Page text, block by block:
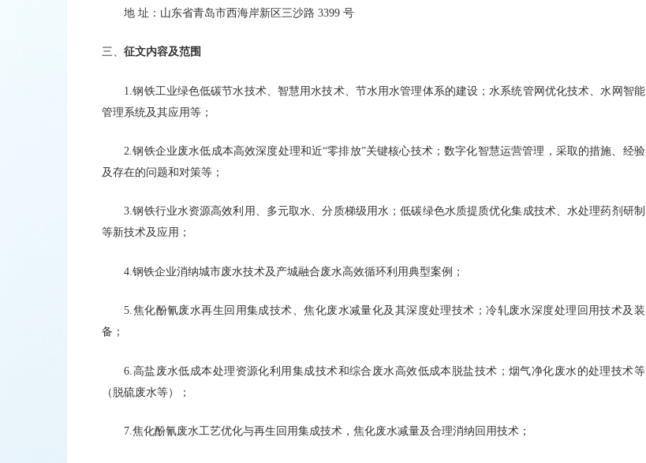
地 址：山东省青岛市西海岸新区三沙路 3399 号
三、征文内容及范围
1.钢铁工业绿色低碳节水技术、智慧用水技术、节水用水管理体系的建设；水系统管网优化技术、水网智能
管理系统及其应用等；
2.钢铁企业废水低成本高效深度处理和近“零排放”关键核心技术；数字化智慧运营管理，采取的措施、经验
及存在的问题和对策等；
3.钢铁行业水资源高效利用、多元取水、分质梯级用水；低碳绿色水质提质优化集成技术、水处理药剂研制
等新技术及应用；
4.钢铁企业消纳城市废水技术及产城融合废水高效循环利用典型案例；
5.焦化酚氰废水再生回用集成技术、焦化废水减量化及其深度处理技术；冷轧废水深度处理回用技术及装
备；
6.高盐废水低成本处理资源化利用集成技术和综合废水高效低成本脱盐技术；烟气净化废水的处理技术等
（脱硫废水等）；
7.焦化酚氰废水工艺优化与再生回用集成技术，焦化废水减量及合理消纳回用技术；